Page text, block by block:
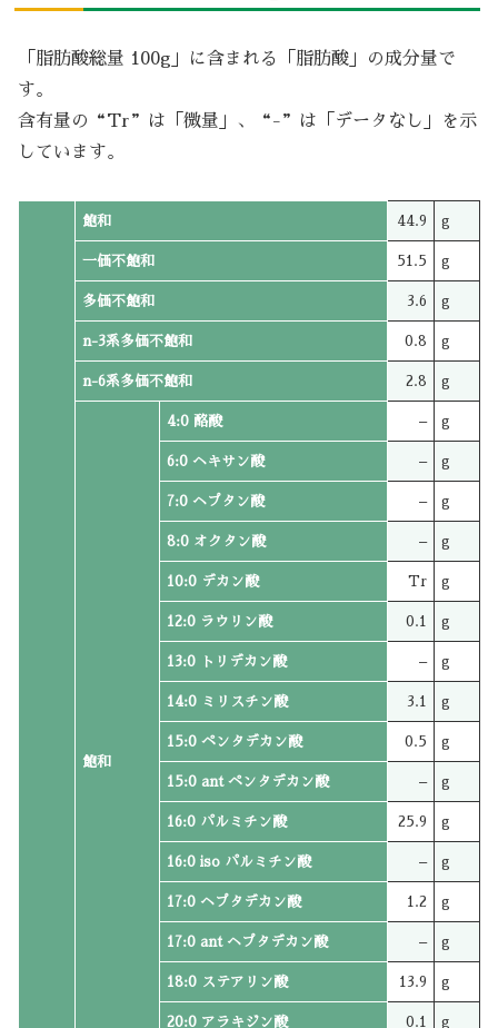
「脂肪酸総量 100g」に含まれる「脂肪酸」の成分量で
す。
含有量の“Tr”は「微量」、“-”は「データなし」を示
しています。
飽和 44.9 g
一価不飽和 51.5 g
多価不飽和 3.6 g
n-3系多価不飽和 0.8 g
n-6系多価不飽和 2.8 g
飽和
4:0 酪酸 – g
6:0 ヘキサン酸 – g
7:0 ヘプタン酸 – g
8:0 オクタン酸 – g
10:0 デカン酸 Tr g
12:0 ラウリン酸 0.1 g
13:0 トリデカン酸 – g
14:0 ミリスチン酸 3.1 g
15:0 ペンタデカン酸 0.5 g
15:0 ant ペンタデカン酸 – g
16:0 パルミチン酸 25.9 g
16:0 iso パルミチン酸 – g
17:0 ヘプタデカン酸 1.2 g
17:0 ant ヘプタデカン酸 – g
18:0 ステアリン酸 13.9 g
20:0 アラキジン酸 0.1 g